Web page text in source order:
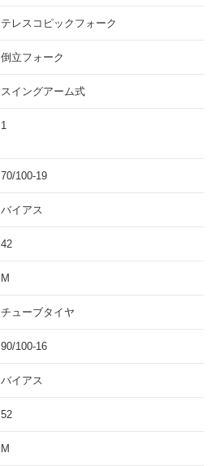
テレスコピックフォーク
倒立フォーク
スイングアーム式
1
70/100-19
バイアス
42
M
チューブタイヤ
90/100-16
バイアス
52
M